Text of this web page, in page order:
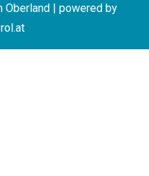
Oberland | powered by